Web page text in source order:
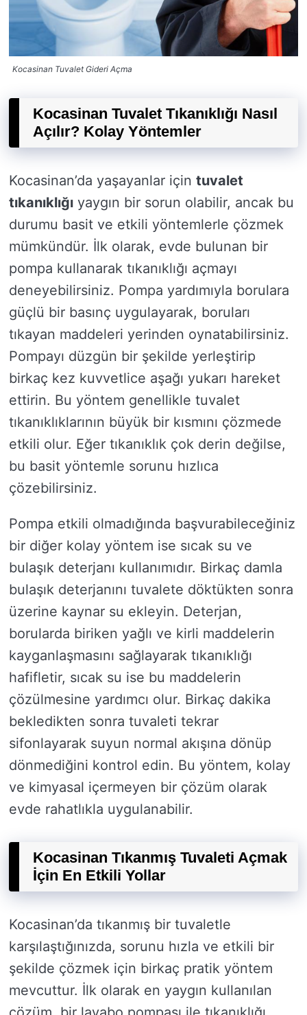
Kocasinan Tuvalet Gideri Açma
Kocasinan Tuvalet Tıkanıklığı Nasıl
Açılır? Kolay Yöntemler
Kocasinan’da yaşayanlar için tuvalet
tıkanıklığı yaygın bir sorun olabilir, ancak bu
durumu basit ve etkili yöntemlerle çözmek
mümkündür. İlk olarak, evde bulunan bir
pompa kullanarak tıkanıklığı açmayı
deneyebilirsiniz. Pompa yardımıyla borulara
güçlü bir basınç uygulayarak, boruları
tıkayan maddeleri yerinden oynatabilirsiniz.
Pompayı düzgün bir şekilde yerleştirip
birkaç kez kuvvetlice aşağı yukarı hareket
ettirin. Bu yöntem genellikle tuvalet
tıkanıklıklarının büyük bir kısmını çözmede
etkili olur. Eğer tıkanıklık çok derin değilse,
bu basit yöntemle sorunu hızlıca
çözebilirsiniz.
Pompa etkili olmadığında başvurabileceğiniz
bir diğer kolay yöntem ise sıcak su ve
bulaşık deterjanı kullanımıdır. Birkaç damla
bulaşık deterjanını tuvalete döktükten sonra
üzerine kaynar su ekleyin. Deterjan,
borularda biriken yağlı ve kirli maddelerin
kayganlaşmasını sağlayarak tıkanıklığı
hafifletir, sıcak su ise bu maddelerin
çözülmesine yardımcı olur. Birkaç dakika
bekledikten sonra tuvaleti tekrar
sifonlayarak suyun normal akışına dönüp
dönmediğini kontrol edin. Bu yöntem, kolay
ve kimyasal içermeyen bir çözüm olarak
evde rahatlıkla uygulanabilir.
Kocasinan Tıkanmış Tuvaleti Açmak
İçin En Etkili Yollar
Kocasinan’da tıkanmış bir tuvaletle
karşılaştığınızda, sorunu hızla ve etkili bir
şekilde çözmek için birkaç pratik yöntem
mevcuttur. İlk olarak en yaygın kullanılan